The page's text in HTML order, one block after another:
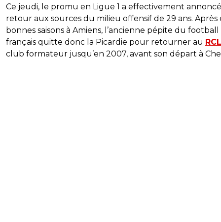
Ce jeudi, le promu en Ligue 1 a effectivement
retour aux sources du milieu offensif de 29 ans. Après
bonnes saisons à Amiens, l’ancienne pépite du football
français quitte donc la Picardie pour retourner au RCL
club formateur jusqu’en 2007, avant son départ à